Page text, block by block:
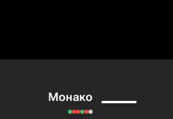
Монако